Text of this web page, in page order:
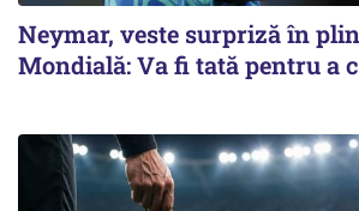
Neymar, veste surpriză în
Mondială: Va fi tată pentru a